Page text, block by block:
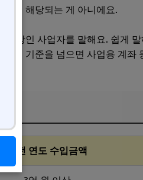
에게 해당되는 게 아니에요.
상인 사업자를 말해요. 쉽게 말
, 이 기준을 넘으면 사업용 계좌
직전 연도 수입금액